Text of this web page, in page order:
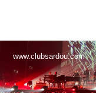
www.clubsardou.com